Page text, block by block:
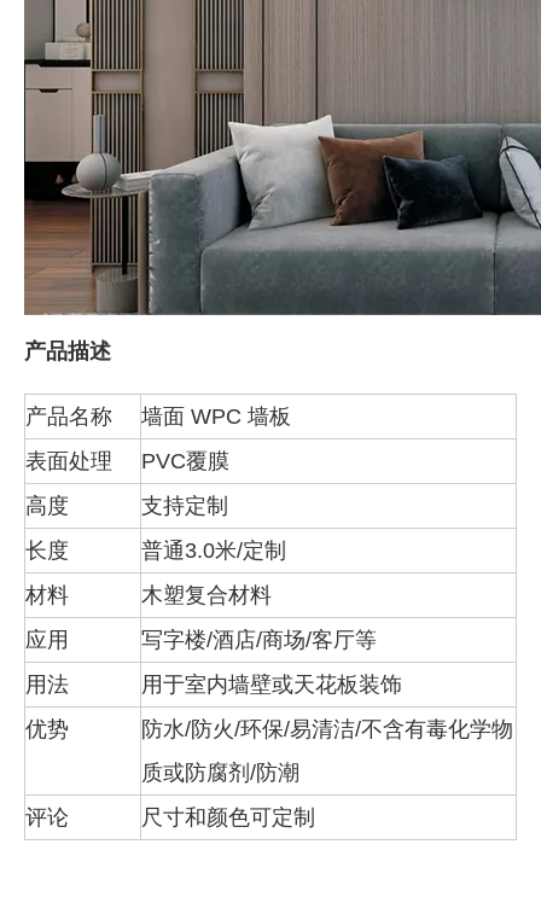
产品描述
产品名称
墙面 WPC 墙板
表面处理
PVC覆膜
高度
支持定制
长度
普通3.0米/定制
材料
木塑复合材料
应用
写字楼/酒店/商场/客厅等
用法
用于室内墙壁或天花板装饰
优势
防水/防火/环保/易清洁/不含有毒化学物
质或防腐剂/防潮
评论
尺寸和颜色可定制